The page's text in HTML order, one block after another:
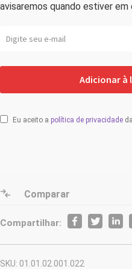
avisaremos quando estiver
Eu aceito a política de privacidade
Comparar
Compartilhar:
SKU: 01.01.02.001.022